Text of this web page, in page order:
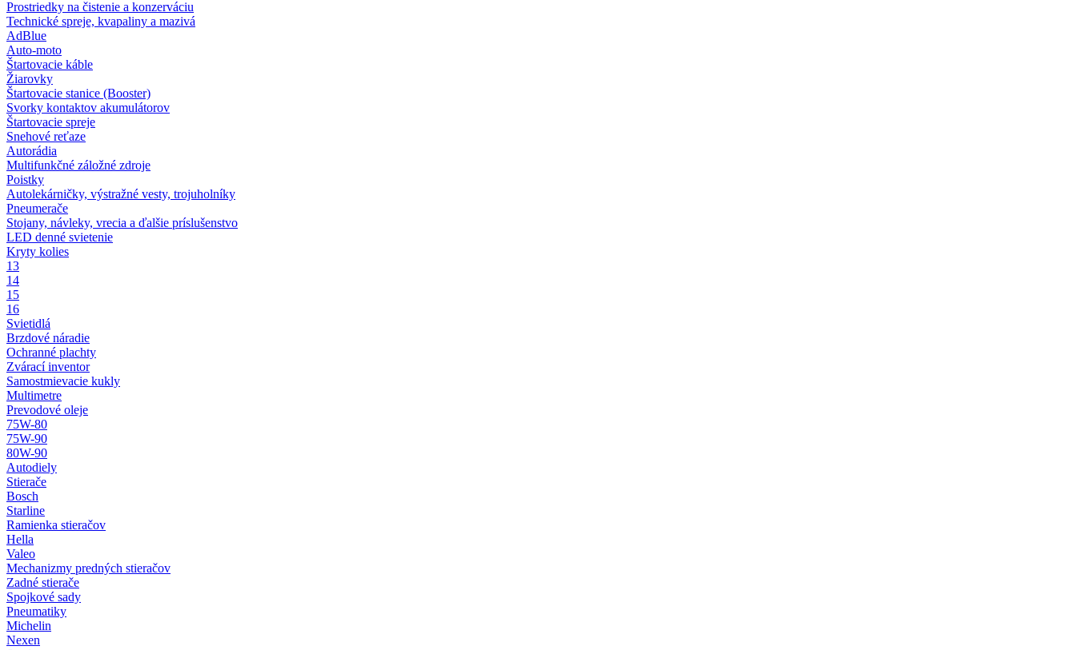
Prostriedky na čistenie a konzerváciu
Technické spreje, kvapaliny a mazivá
AdBlue
Auto-moto
Štartovacie káble
Žiarovky
Štartovacie stanice (Booster)
Svorky kontaktov akumulátorov
Štartovacie spreje
Snehové reťaze
Autorádia
Multifunkčné záložné zdroje
Poistky
Autolekárničky, výstražné vesty, trojuholníky
Pneumerače
Stojany, návleky, vrecia a ďalšie príslušenstvo
LED denné svietenie
Kryty kolies
13
14
15
16
Svietidlá
Brzdové náradie
Ochranné plachty
Zvárací inventor
Samostmievacie kukly
Multimetre
Prevodové oleje
75W-80
75W-90
80W-90
Autodiely
Stierače
Bosch
Starline
Ramienka stieračov
Hella
Valeo
Mechanizmy predných stieračov
Zadné stierače
Spojkové sady
Pneumatiky
Michelin
Nexen